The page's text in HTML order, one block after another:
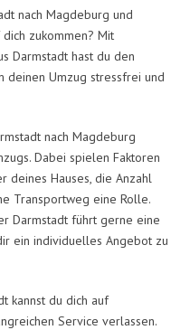
nach Magdeburg und
dich zukommen? Mit
Darmstadt hast du den
deinen Umzug stressfrei und
nach Magdeburg
Dabei spielen Faktoren
deines Hauses, die Anzahl
Transportweg eine Rolle.
Darmstadt führt gerne eine
ein individuelles Angebot zu
kannst du dich auf
Service verlassen.